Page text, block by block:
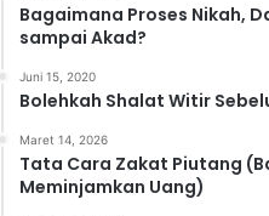
Bagaimana Proses Nikah,
sampai Akad?
Juni 15, 2020
Bolehkah Shalat Witir
Maret 14, 2026
Tata Cara Zakat Piutang
Meminjamkan Uang)